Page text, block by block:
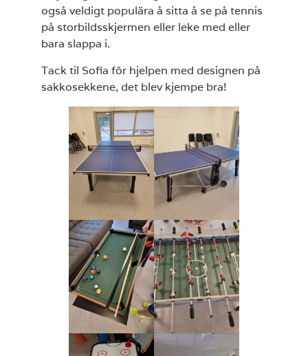
også veldigt populära å sitta å se på tennis
på storbildsskjermen eller leke med eller
bara slappa i.
Tack til Sofia för hjelpen med designen på
sakkosekkene, det blev kjempe bra!